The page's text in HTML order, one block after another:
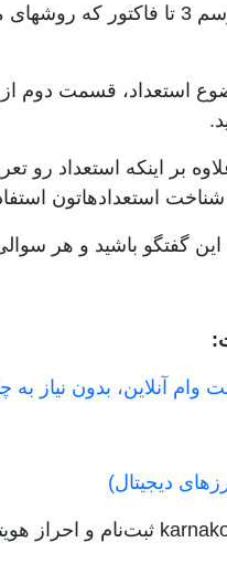
اما اگر از شما بپرسم 3
استعداد، قسمت دوم
بر اینکه استعداد رو
شناخت استعدادهاتون
این گفتگو باشید و هر
وام آنلاین، بدون نیاز
دیجیتال)